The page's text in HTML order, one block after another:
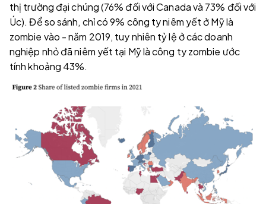
thị trường đại chúng (76% đối với Canada và 73% đối với
Úc). Để so sánh, chỉ có 9% công ty niêm yết ở Mỹ là
zombie vào - năm 2019, tuy nhiên tỷ lệ ở các doanh
nghiệp nhỏ đã niêm yết tại Mỹ là công ty zombie ước
tính khoảng 43%.